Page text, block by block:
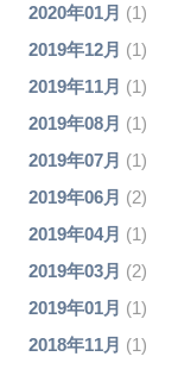
2020年01月 (1)
2019年12月 (1)
2019年11月 (1)
2019年08月 (1)
2019年07月 (1)
2019年06月 (2)
2019年04月 (1)
2019年03月 (2)
2019年01月 (1)
2018年11月 (1)